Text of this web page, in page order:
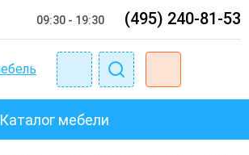
09:30 - 19:30 (495) 240-81-53
Каталог мебели